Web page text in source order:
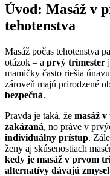
Úvod: Masáž v
tehotenstva
Masáž počas tehotenstva
otázok – a prvý trimester
mamičky často riešia
zároveň majú prirodzené
bezpečná.
Pravda je taká, že masáž
zakázaná, no práve v
individuálny prístup.
ženy aj skúsenostiach
kedy je masáž v prvom
alternatívy dávajú zmysel